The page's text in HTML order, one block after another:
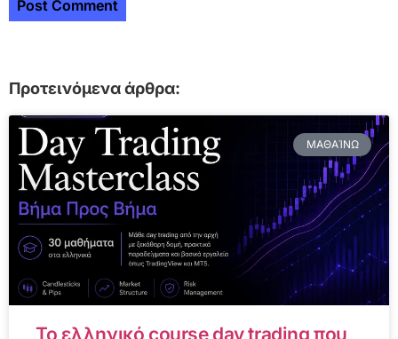
Προτεινόμενα άρθρα:
ΜΑΘΑΊΝΩ
Το ελληνικό course day trading που